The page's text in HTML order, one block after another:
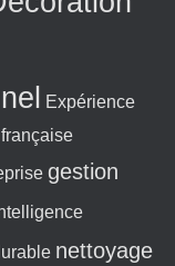
Expérience
gestion
nettoyage